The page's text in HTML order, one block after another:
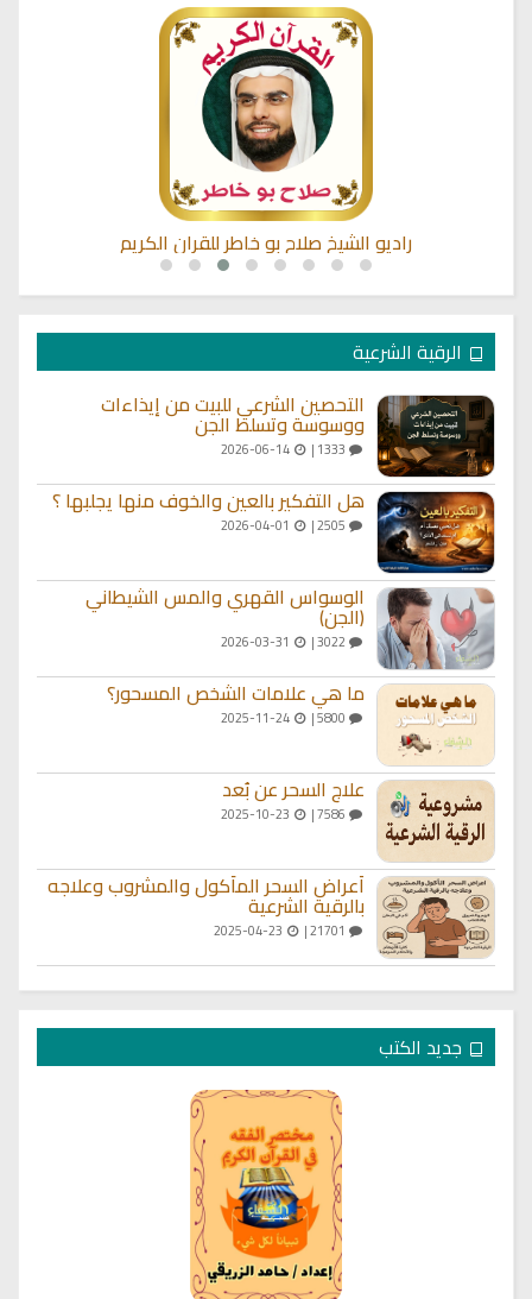
راديو الشيخ صلاح بو خاطر للقران الكريم
الرقية الشرعية
التحصين الشرعي للبيت من إيذاءات
ووسوسة وتسلط الجن
2026-06-14
هل التفكير بالعين والخوف منها يجلبها ؟
الوسواس القهري والمس الشيطاني
(الجن)
ما هي علامات الشخص المسحور؟
2025-11-24
علاج السحر عن بُعد
أعراض السحر المأكول والمشروب وعلاجه
بالرقية الشرعية
جديد الكتب